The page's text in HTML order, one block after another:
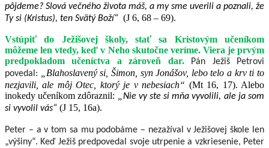
pôjdeme? Slová večného života máš, a my sme uverili a poznali, že
Ty si (Kristus), ten Svätý Boží“ (J 6, 68 – 69).
Vstúpiť do Ježišovej školy, stať sa Kristovým učeníkom
môžeme len vtedy, keď v Neho skutočne veríme. Viera je prvým
predpokladom učeníctva a zároveň dar.
Pán Ježiš Petrovi
povedal:
Blahoslavený si, Šimon, syn Jonášov, lebo telo a krv ti to
nezjavili, ale môj Otec, ktorý je v nebesiach“ (Mt 16, 17). Alebo
inokedy učeníkom zdôraznil:
Nie vy ste si mňa vyvolili, ale ja som
si vyvolil vás“ (J 15, 16a).
Peter – a v tom sa mu podobáme – nezažíval v Ježišovej škole len
„výšiny“. Keď Ježiš predpovedal svoje utrpenie a vzkriesenie, Peter